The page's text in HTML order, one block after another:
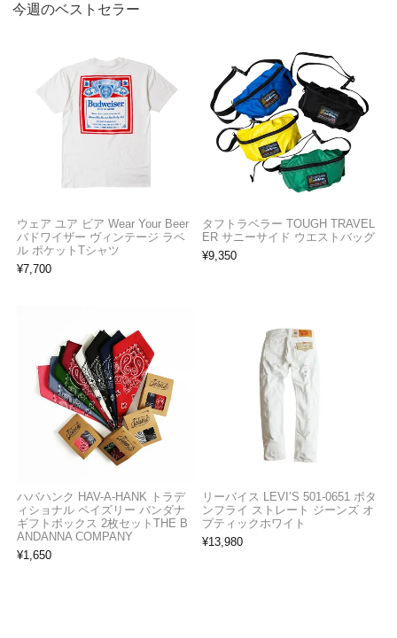
今週のベストセラー
ウェア ユア ビア Wear Your Beer
バドワイザー ヴィンテージ ラベ
ル ポケットTシャツ
¥7,700
タフトラベラー TOUGH TRAVEL
ER サニーサイド ウエストバッグ
¥9,350
ハバハンク HAV-A-HANK トラデ
ィショナル ペイズリー バンダナ
ギフトボックス 2枚セットTHE B
ANDANNA COMPANY
¥1,650
リーバイス LEVI’S 501-0651 ボタ
ンフライ ストレート ジーンズ オ
プティックホワイト
¥13,980